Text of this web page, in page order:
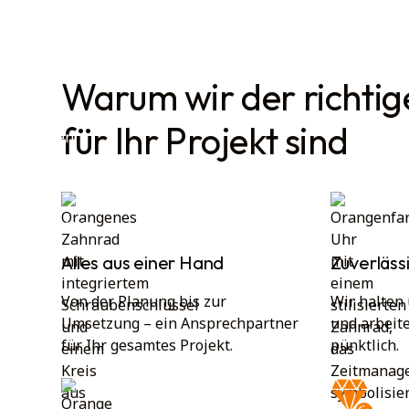
Warum wir der
für Ihr Projekt sind
Alles aus einer Hand
Von der Planung bis zur
Umsetzung – ein Ansprechpartner
für Ihr gesamtes Projekt.
Wir halten
und
pünktlich.